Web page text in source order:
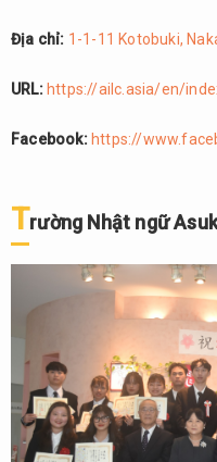
Địa chỉ: 1-1-11 Kotobuki,
URL: https://ailc.asia/en/
Facebook: https://
Trường Nhật ngữ